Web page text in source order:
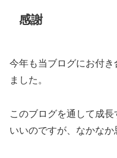
感謝
今年も当ブログにお付
ました。
このブログを通して成
いいのですが、なかなか